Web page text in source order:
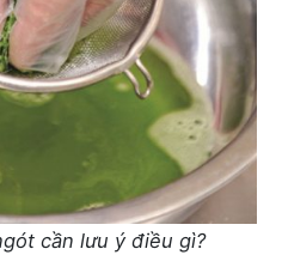
cần lưu ý điều gì?